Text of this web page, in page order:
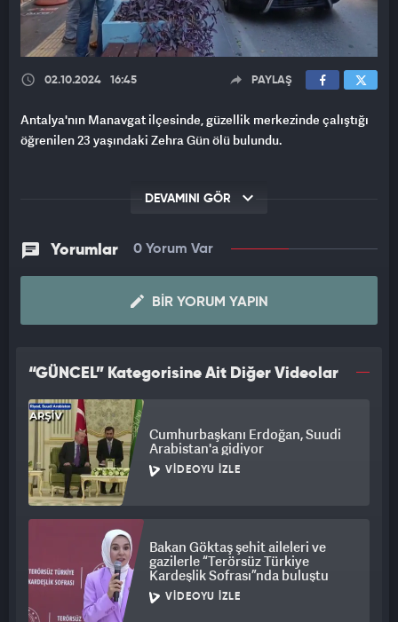
02.10.2024 16:45 PAYLAŞ
Antalya'nın Manavgat ilçesinde, güzellik merkezinde çalıştığı
öğrenilen 23 yaşındaki Zehra Gün ölü bulundu.
DEVAMINI GÖR
Yorumlar 0 Yorum Var
BIR YORUM YAPIN
“GÜNCEL” Kategorisine Ait Diğer Videolar
Cumhurbaşkanı Erdoğan, Suudi
Arabistan'a gidiyor
VIDEOYU İZLE
Bakan Göktaş şehit aileleri ve
gazilerle “Terörsüz Türkiye
Kardeşlik Sofrası”nda buluştu
VIDEOYU İZLE